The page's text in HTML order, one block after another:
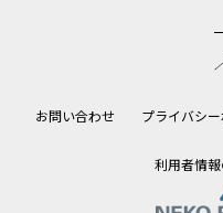
お問い合わせ プライバシ
利用者情